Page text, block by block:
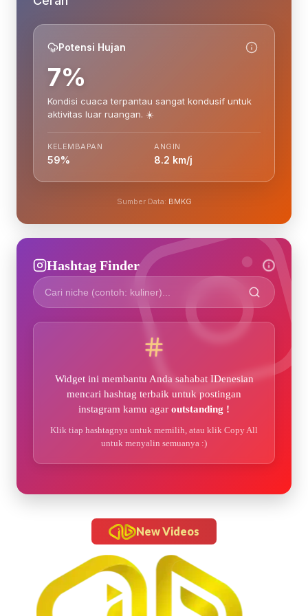
Potensi Hujan
7%
Kondisi cuaca terpantau sangat kondusif untuk
aktivitas luar ruangan. ☀️
KELEMBAPAN
59%
ANGIN
8.2 km/j
Sumber Data: BMKG
Hashtag Finder
Widget ini membantu Anda sahabat IDenesian
mencari hashtag terbaik untuk postingan
instagram kamu agar outstanding !
Klik tiap hashtagnya untuk memilih, atau klik Copy All
untuk menyalin semuanya :)
New Videos